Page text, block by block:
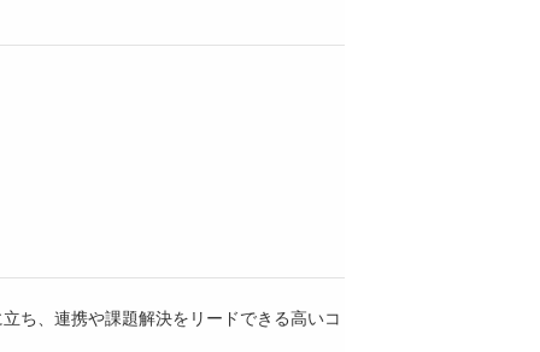
ち、連携や課題解決をリードできる高いコ